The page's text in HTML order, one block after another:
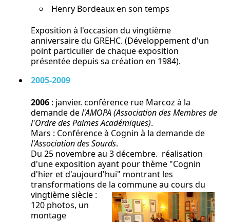
Henry Bordeaux en son temps
Exposition à l'occasion du vingtième
anniversaire du GREHC. (Développement d'un
point particulier de chaque exposition
présentée depuis sa création en 1984).
2005-2009
2006 : janvier. conférence rue Marcoz à la
demande del'AMOPA (Association des Membres de
l'Ordre des Palmes Académiques).
Mars : Conférence à Cognin à la demande de
l'Association des Sourds.
Du 25 novembre au 3 décembre. réalisation
d'une exposition ayant pour thème "Cognin
d'hier et d'aujourd'hui" montrant les
transformations de la commune au cours du
vingtièmesiècle :
120 photos, un
montage